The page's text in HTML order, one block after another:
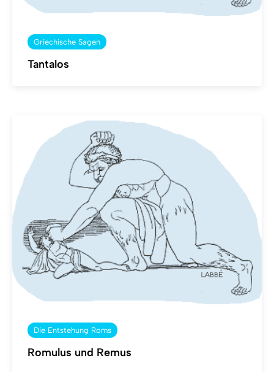
Griechische Sagen
Tantalos
Die Entstehung Roms
Romulus und Remus